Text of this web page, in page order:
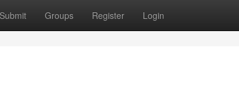
Submit Groups Register Login